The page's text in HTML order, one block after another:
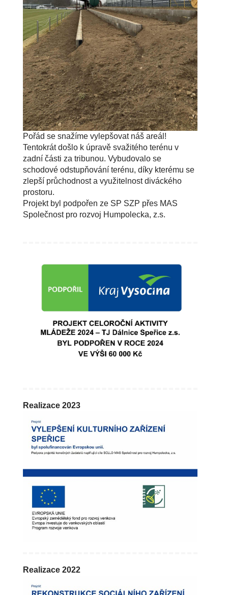
Pořád se snažíme vylepšovat náš areál!
Tentokrát došlo k úpravě svažitého terénu v
zadní části za tribunou. Vybudovalo se
schodové odstupňování terénu, díky kterému se
zlepší průchodnost a využitelnost diváckého
prostoru.
Projekt byl podpořen ze SP SZP přes MAS
Společnost pro rozvoj Humpolecka, z.s.
Realizace 2023
Realizace 2022